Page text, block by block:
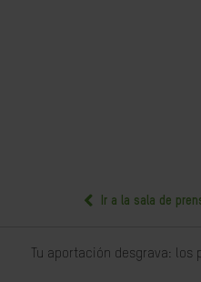
Ir a la sala de
Tu aportación desgrava: los